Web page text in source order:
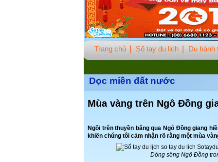
Trang chủ Sổ tay du lịch Du hành
Dọc miền đất nước
Mùa vàng trên Ngô Đồng
Ngồi trên thuyền băng qua Ngô Đồng giang
khiến chúng tôi cảm nhận rõ rằng một mùa
Dòng sông Ngô Đồng